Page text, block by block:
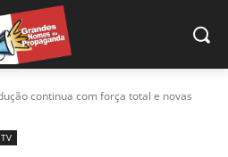
continua com força total e novas
TV